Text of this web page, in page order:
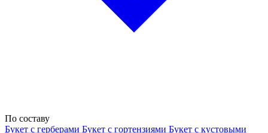
По составу
Букет с герберами Букет с гортензиями Букет с кустовыми